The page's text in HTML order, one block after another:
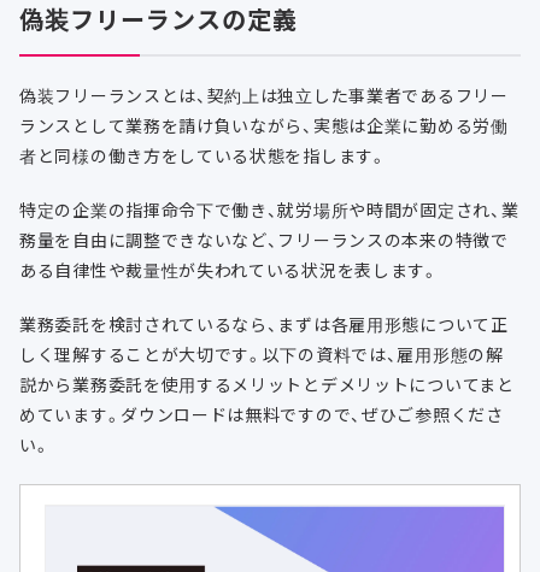
偽装フリーランスの定義
偽装フリーランスとは、契約上は独立した事業者であるフリー
ランスとして業務を請け負いながら、実態は企業に勤める労働
者と同様の働き方をしている状態を指します。
特定の企業の指揮命令下で働き、就労場所や時間が固定され、業
務量を自由に調整できないなど、フリーランスの本来の特徴で
ある自律性や裁量性が失われている状況を表します。
業務委託を検討されているなら、まずは各雇用形態について正
しく理解することが大切です。以下の資料では、雇用形態の解
説から業務委託を使用するメリットとデメリットについてまと
めています。ダウンロードは無料ですので、ぜひご参照くださ
い。